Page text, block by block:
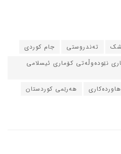
ته‌ندروستی
جام کوردی
نێوده‌وڵه‌تی کۆماری ئیسلامی
هاورده‌کاری
هه‌رێمی کوردستان